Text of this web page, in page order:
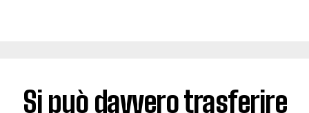
Si può davvero trasferire